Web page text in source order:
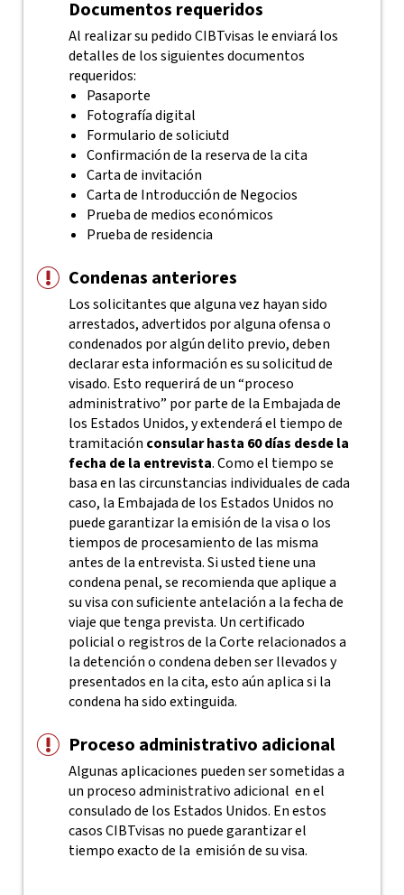
Documentos requeridos
Al realizar su pedido CIBTvisas le enviará los
detalles de los siguientes documentos
requeridos:
Pasaporte
Fotografía digital
Formulario de soliciutd
Confirmación de la reserva de la cita
Carta de invitación
Carta de Introducción de Negocios
Prueba de medios económicos
Prueba de residencia
Condenas anteriores
Los solicitantes que alguna vez hayan sido
arrestados, advertidos por alguna ofensa o
condenados por algún delito previo, deben
declarar esta información es su solicitud de
visado. Esto requerirá de un “proceso
administrativo” por parte de la Embajada de
los Estados Unidos, y extenderá el tiempo de
tramitación consular hasta 60 días desde la
fecha de la entrevista. Como el tiempo se
basa en las circunstancias individuales de cada
caso, la Embajada de los Estados Unidos no
puede garantizar la emisión de la visa o los
tiempos de procesamiento de las misma
antes de la entrevista. Si usted tiene una
condena penal, se recomienda que aplique a
su visa con suficiente antelación a la fecha de
viaje que tenga prevista. Un certificado
policial o registros de la Corte relacionados a
la detención o condena deben ser llevados y
presentados en la cita, esto aún aplica si la
condena ha sido extinguida.
Proceso administrativo adicional
Algunas aplicaciones pueden ser sometidas a
un proceso administrativo adicional en el
consulado de los Estados Unidos. En estos
casos CIBTvisas no puede garantizar el
tiempo exacto de la emisión de su visa.